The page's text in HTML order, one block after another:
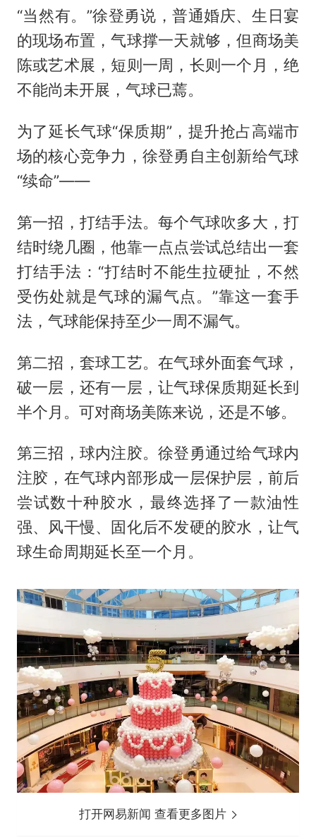
“当然有。”徐登勇说，普通婚庆、生日宴
的现场布置，气球撑一天就够，但商场美
陈或艺术展，短则一周，长则一个月，绝
不能尚未开展，气球已蔫。
为了延长气球“保质期”，提升抢占高端市
场的核心竞争力，徐登勇自主创新给气球
“续命”——
第一招，打结手法。每个气球吹多大，打
结时绕几圈，他靠一点点尝试总结出一套
打结手法：“打结时不能生拉硬扯，不然
受伤处就是气球的漏气点。”靠这一套手
法，气球能保持至少一周不漏气。
第二招，套球工艺。在气球外面套气球，
破一层，还有一层，让气球保质期延长到
半个月。可对商场美陈来说，还是不够。
第三招，球内注胶。徐登勇通过给气球内
注胶，在气球内部形成一层保护层，前后
尝试数十种胶水，最终选择了一款油性
强、风干慢、固化后不发硬的胶水，让气
球生命周期延长至一个月。
打开网易新闻 查看更多图片